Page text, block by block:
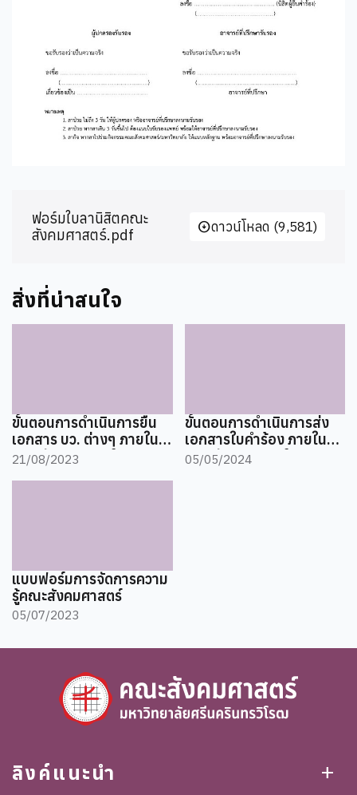
ฟอร์มใบลานิสิตคณะ
สังคมศาสตร์.pdf
arrow_circle_downดาวน์โหลด (9,581)
สิ่งที่น่าสนใจ
ขั้นตอนการดำเนินการยื่น
เอกสาร บว. ต่างๆ ภายใน
คณะสังคมศาสตร์
21/08/2023
ขั้นตอนการดำเนินการส่ง
เอกสารใบคำร้อง ภายใน
คณะสังคมศาสตร์
05/05/2024
แบบฟอร์มการจัดการความ
รู้คณะสังคมศาสตร์
05/07/2023
ลิงค์แนะนำ add